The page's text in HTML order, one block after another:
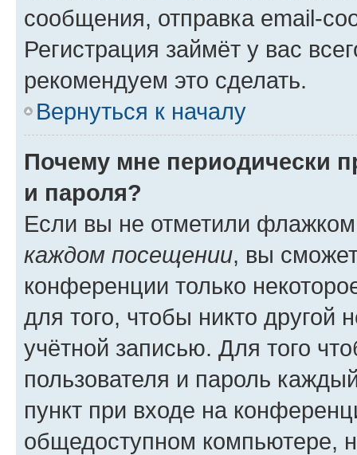
сообщения, отправка email-
Регистрация займёт у вас
рекомендуем это сделать.
Вернуться к началу
Почему мне периодически
и пароля?
Если вы не отметили
каждом посещении, вы
конференции только
для того, чтобы никто другой
учётной записью. Для того
пользователя и пароль
пункт при входе на
общедоступном компьютере,